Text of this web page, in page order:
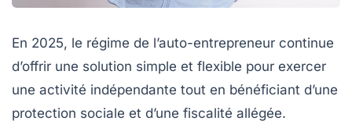
En 2025, le régime de l’auto-entrepreneur continue
d’offrir une solution simple et flexible pour exercer
une activité indépendante tout en bénéficiant d’une
protection sociale et d’une fiscalité allégée.